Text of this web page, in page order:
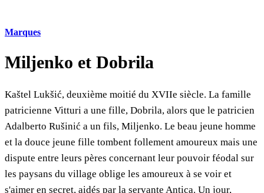
Marques
Miljenko et Dobrila
Kaštel Lukšić, deuxième moitié du XVIIe siècle. La famille
patricienne Vitturi a une fille, Dobrila, alors que le patricien
Adalberto Rušinić a un fils, Miljenko. Le beau jeune homme
et la douce jeune fille tombent follement amoureux mais une
dispute entre leurs pères concernant leur pouvoir féodal sur
les paysans du village oblige les amoureux à se voir et
s'aimer en secret, aidés par la servante Antica. Un jour,